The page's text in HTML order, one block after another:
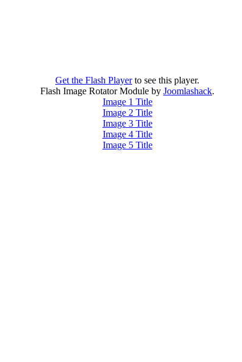
Get the Flash Playerto see this player.
Flash Image Rotator Module by Joomlashack.
Image 1 Title
Image 2 Title
Image 3 Title
Image 4 Title
Image 5 Title